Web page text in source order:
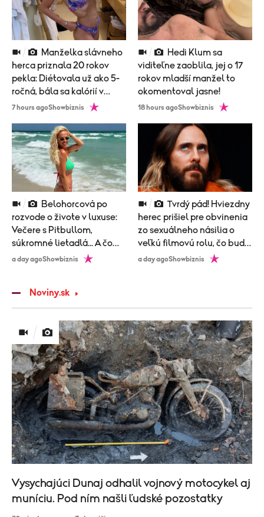
herca priznala 20 rokov
pekla: Diétovala už ako 5-
ročná, bála sa kalórií v
zubnej paste!
7 hours agoShowbiznis
viditeľne zaoblila, jej o 17
rokov mladší manžel to
okomentoval jasne!
18 hours agoShowbiznis
rozvode o živote v luxuse:
Večere s Pitbullom,
súkromné lietadlá... A čo
nová láska?
a day agoShowbiznis
herec prišiel pre obvinenia
zo sexuálneho násilia o
veľkú filmovú rolu, čo bude
nasledovať?
a day agoShowbiznis
Noviny.sk
Vysychajúci Dunaj odhalil vojnový motocykel aj
muníciu. Pod ním našli ľudské pozostatky